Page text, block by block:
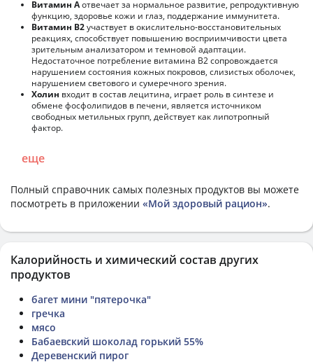
Витамин Аотвечает за нормальное развитие, репродуктивную
функцию, здоровье кожи и глаз, поддержание иммунитета.
Витамин В2участвует в окислительно-восстановительных
реакциях, способствует повышению восприимчивости цвета
зрительным анализатором и темновой адаптации.
Недостаточное потребление витамина В2 сопровождается
нарушением состояния кожных покровов, слизистых оболочек,
нарушением светового и сумеречного зрения.
Холин входит в состав лецитина, играет роль в синтезе и
обмене фосфолипидов в печени, является источником
свободных метильных групп, действует как липотропный
фактор.
еще
Полный справочник самых полезных продуктов вы можете
посмотреть в приложении «Мой здоровый рацион».
Калорийность и химический состав других
продуктов
багет мини "пятерочка"
гречка
мясо
Бабаевский шоколад горький 55%
Деревенский пирог